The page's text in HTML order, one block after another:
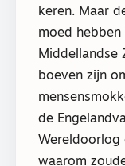
keren. Maar
moed
Middellandse
boeven zijn
de
Wereldoorlog
waarom